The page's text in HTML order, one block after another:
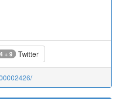
4 + 9 Twitter